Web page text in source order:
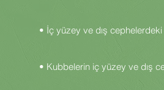
• İç yüzey ve dış
• Kubbelerin iç yüzey ve dış